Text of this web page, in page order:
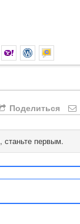
Поделиться
станьте первым.